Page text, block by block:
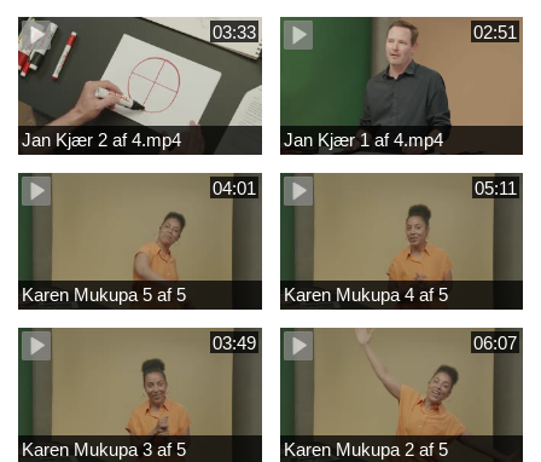
03:33
Jan Kjær 2 af 4.mp4
02:51
Jan Kjær 1 af 4.mp4
04:01
Karen Mukupa 5 af 5
05:11
Karen Mukupa 4 af 5
03:49
Karen Mukupa 3 af 5
06:07
Karen Mukupa 2 af 5